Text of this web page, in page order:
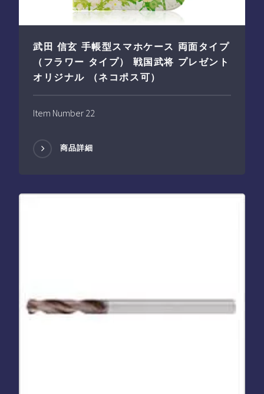
武田 信玄 手帳型スマホケース 両面タイプ
（フラワー タイプ） 戦国武将 プレゼント
オリジナル （ネコポス可）
Item Number 22
商品詳細